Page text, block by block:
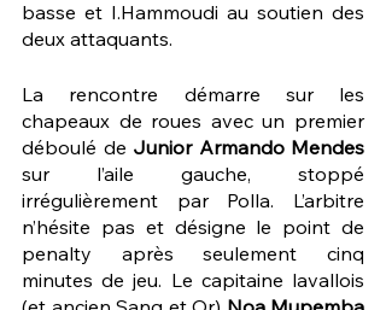
basse et I.Hammoudi au soutien des
deux attaquants.
La rencontre démarre sur les
chapeaux de roues avec un premier
déboulé de Junior Armando Mendes
sur l’aile gauche, stoppé
irrégulièrement par Polla. L’arbitre
n’hésite pas et désigne le point de
penalty après seulement cinq
minutes de jeu. Le capitaine lavallois